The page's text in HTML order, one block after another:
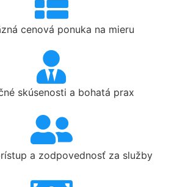
cenová ponuka na mieru
skúsenosti a bohatá prax
a zodpovednosť za služby